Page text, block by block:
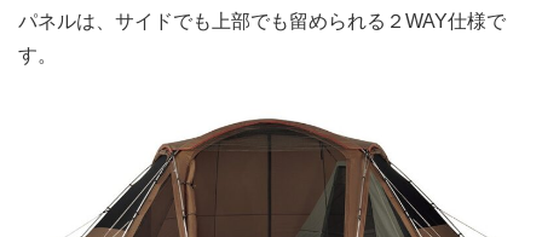
パネルは、サイドでも上部でも留められる２WAY仕様で
す。